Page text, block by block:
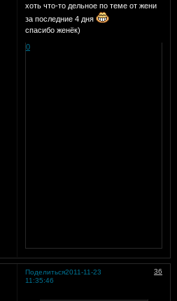
хоть что-то дельное по теме от жени
за последние 4 дня
спасибо женёк)
0
Поделиться 36
2011-11-23
11:35:46